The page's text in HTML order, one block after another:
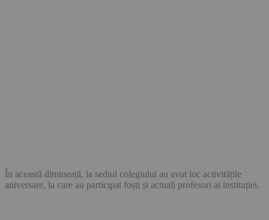
În această dimineață, la sediul colegiului au avut loc activitățile
aniversare, la care au participat foști și actuali profesori ai instituției.